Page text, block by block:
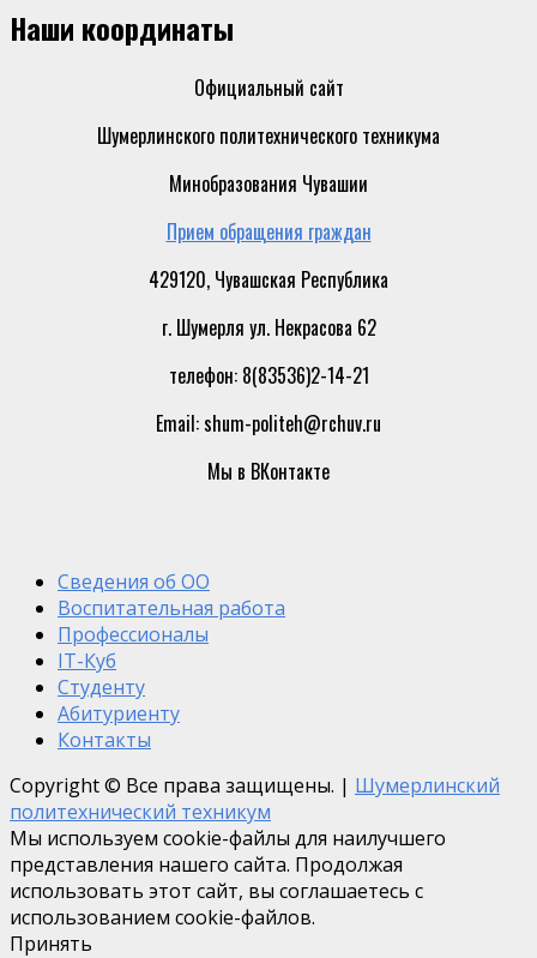
Наши координаты
Официальный сайт
Шумерлинского политехнического техникума
Минобразования Чувашии
Прием обращения граждан
429120, Чувашская Республика
г. Шумерля ул. Некрасова 62
телефон: 8(83536)2-14-21
Email: shum-politeh@rchuv.ru
Мы в ВКонтакте
Сведения об ОО
Воспитательная работа
Профессионалы
IT-Куб
Студенту
Абитуриенту
Контакты
Copyright © Все права защищены. | Шумерлинский
политехнический техникум
Мы используем cookie-файлы для наилучшего
представления нашего сайта. Продолжая
использовать этот сайт, вы соглашаетесь с
использованием cookie-файлов.
Принять